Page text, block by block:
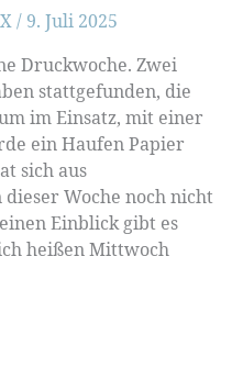
/ 9. Juli 2025
Druckwoche. Zwei
stattgefunden, die
im Einsatz, mit einer
ein Haufen Papier
sich aus
Woche noch nicht
Einblick gibt es
heißen Mittwoch